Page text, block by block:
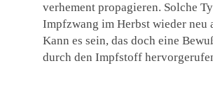
verhement propagieren. Solche
Impfzwang im Herbst wieder neu
Kann es sein, das doch eine
durch den Impfstoff